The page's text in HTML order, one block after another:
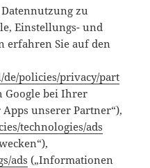
zu
Einstellungs- und
erfahren Sie auf den
policies/privacy/part
Google bei Ihrer
unserer Partner“),
technologies/ads
ads („Informationen